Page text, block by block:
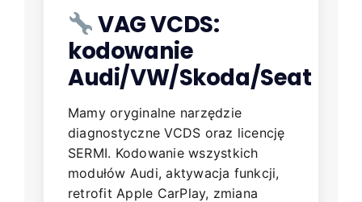
VAG VCDS:
kodowanie
Audi/VW/Skoda/Seat
Mamy oryginalne narzędzie
diagnostyczne VCDS oraz licencję
SERMI. Kodowanie wszystkich
modułów Audi, aktywacja funkcji,
retrofit Apple CarPlay, zmiana